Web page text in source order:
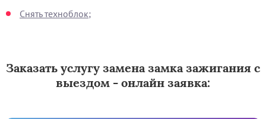
Снять техноблок;
Заказать услугу замена замка зажигания с
выездом - онлайн заявка: